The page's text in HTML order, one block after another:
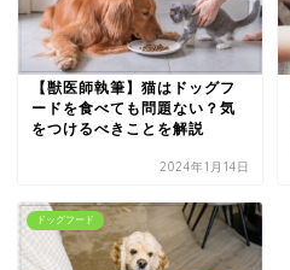
【獣医師執筆】猫はドッグフ
ードを食べても問題ない？気
をつけるべきことを解説
2024年1月14日
ドッグフード